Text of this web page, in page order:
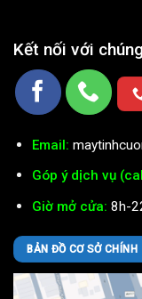
Kết nối với
Email:
Góp ý dịch vụ
Giờ mở cửa: 8h-
BẢN ĐỒ CƠ SỞ CHÍNH